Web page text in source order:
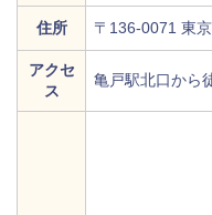
住所 〒136-0071 東
アクセ
ス
亀戸駅北口から